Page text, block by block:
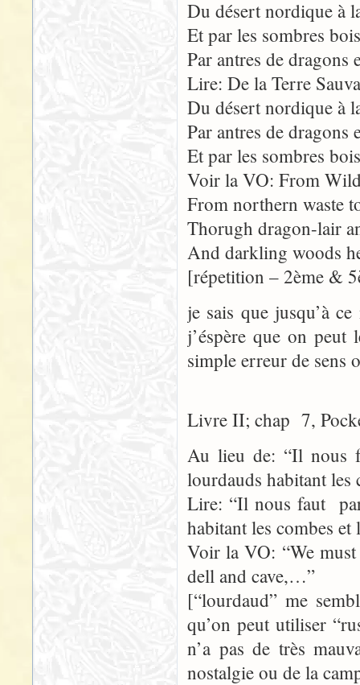
Du désert nordique à
Et par les sombres
Par antres de dragons
Lire: De la Terre
Du désert nordique à
Par antres de dragons
Et par les sombres
Voir la VO: From
From northern waste
Thorugh dragon-lair
And darkling woods
[répetition – 2ème &
je sais que jusqu’à
j’éspère que on
simple erreur de sens
Livre II; chap 7,
Au lieu de: “Il nous
lourdauds habitant les
Lire: “Il nous faut
habitant les combes
Voir la VO: “We
dell and cave,…”
[“lourdaud” me
qu’on peut utiliser
n’a pas de très
nostalgie ou de la